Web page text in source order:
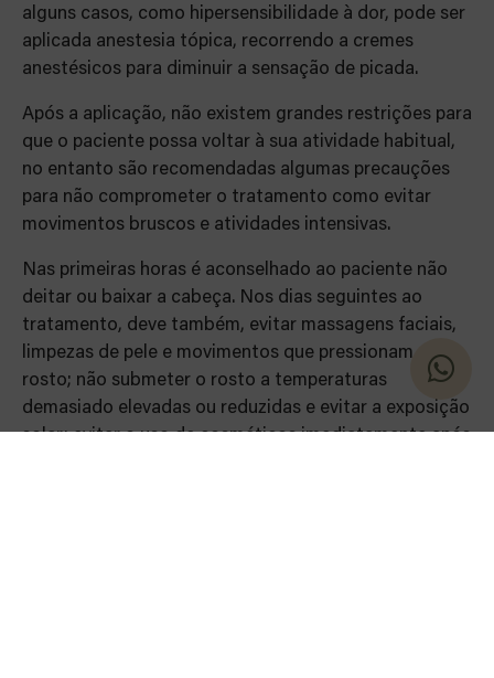
alguns casos, como hipersensibilidade à dor, pode ser
aplicada anestesia tópica, recorrendo a cremes
anestésicos para diminuir a sensação de picada.
Após a aplicação, não existem grandes restrições para
que o paciente possa voltar à sua atividade habitual,
no entanto são recomendadas algumas precauções
para não comprometer o tratamento como evitar
movimentos bruscos e atividades intensivas.
Nas primeiras horas é aconselhado ao paciente não
deitar ou baixar a cabeça. Nos dias seguintes ao
tratamento, deve também, evitar massagens faciais,
limpezas de pele e movimentos que pressionam o
rosto; não submeter o rosto a temperaturas
demasiado elevadas ou reduzidas e evitar a exposição
solar; evitar o uso de cosméticos imediatamente após